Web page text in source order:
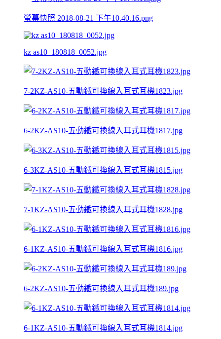
螢幕快照 2018-08-21 下午10.40.16.png
kz as10_180818_0052.jpg
7-2KZ-AS10-五動鐵可換線入耳式耳機1823.jpg
6-2KZ-AS10-五動鐵可換線入耳式耳機1817.jpg
6-3KZ-AS10-五動鐵可換線入耳式耳機1815.jpg
7-1KZ-AS10-五動鐵可換線入耳式耳機1828.jpg
6-1KZ-AS10-五動鐵可換線入耳式耳機1816.jpg
6-2KZ-AS10-五動鐵可換線入耳式耳機189.jpg
6-1KZ-AS10-五動鐵可換線入耳式耳機1814.jpg